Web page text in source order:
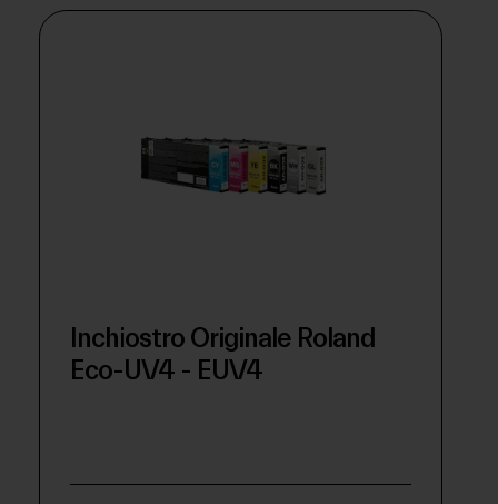
Inchiostro Originale Roland
Eco-UV4 - EUV4